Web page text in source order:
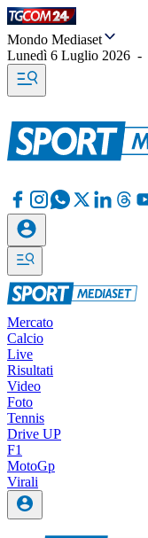
Mondo Mediaset
Lunedì 6 Luglio 2026 -
Mercato
Calcio
Live
Risultati
Video
Foto
Tennis
Drive UP
F1
MotoGp
Virali